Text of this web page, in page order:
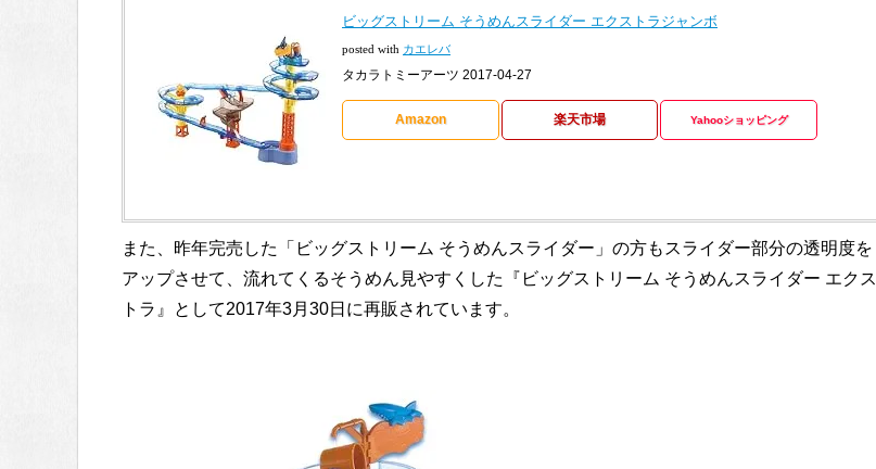
ビッグストリーム そうめんスライダー エクストラジャンボ
posted with カエレバ
タカラトミーアーツ 2017-04-27
Amazon 楽天市場 Yahooショッピング
また、昨年完売した「ビッグストリーム そうめんスライダー」の方もスライダー部分の透明度を
アップさせて、流れてくるそうめん見やすくした『ビッグストリーム そうめんスライダー エクス
トラ』として2017年3月30日に再販されています。